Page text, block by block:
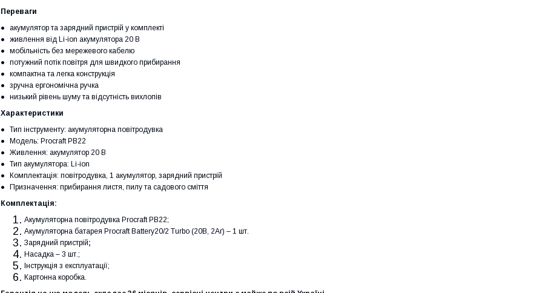
Переваги
акумулятор та зарядний пристрій у комплекті
живлення від Li-ion акумулятора 20 В
мобільність без мережевого кабелю
потужний потік повітря для швидкого прибирання
компактна та легка конструкція
зручна ергономічна ручка
низький рівень шуму та відсутність вихлопів
Характеристики
Тип інструменту: акумуляторна повітродувка
Модель: Procraft PB22
Живлення: акумулятор 20 В
Тип акумулятора: Li-ion
Комплектація: повітродувка, 1 акумулятор , зарядний пристрій
Призначення: прибирання листя, пилу та садового сміття
Комплектація:
Акумуляторна повітродувка Procraft PB22;
Акумуляторна батарея Procraft Battery20/2 Turbo (20В, 2Аг) – 1 шт.
Зарядний пристрій;
Насадка – 3 шт.;
Інструкція з експлуатації;
Картонна коробка.